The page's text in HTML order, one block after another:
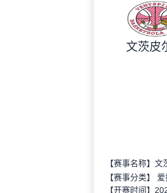
文茨皮
【赛事名称】
【赛事分类】
【开赛时间】